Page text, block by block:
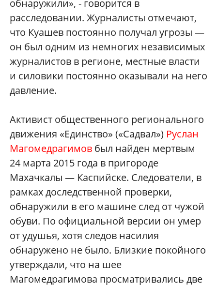
обнаружили», - говорится в
расследовании. Журналисты отмечают,
что Куашев постоянно получал угрозы —
он был одним из немногих независимых
журналистов в регионе, местные власти
и силовики постоянно оказывали на него
давление.
Активист общественного регионального
движения «Единство» («Садвал») Руслан
Магомедрагимов был найден мертвым
24 марта 2015 года в пригороде
Махачкалы — Каспийске. Следователи, в
рамках доследственной проверки,
обнаружили в его машине след от чужой
обуви. По официальной версии он умер
от удушья, хотя следов насилия
обнаружено не было. Близкие покойного
утверждали, что на шее
Магомедрагимова просматривались две